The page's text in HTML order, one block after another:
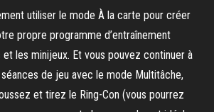
utiliser le mode À la carte pour créer
propre programme d’entraînement
les minijeux. Et vous pouvez continuer à
de jeu avec le mode Multitâche,
et tirez le Ring-Con (vous pourrez